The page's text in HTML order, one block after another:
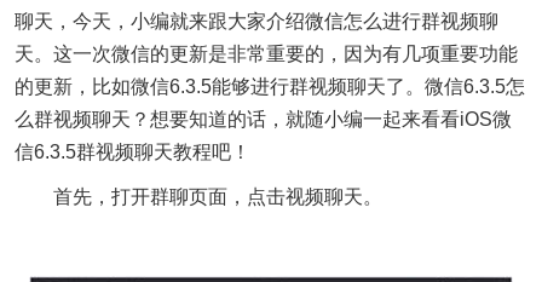
聊天，今天，小编就来跟大家介绍微信怎么进行群视频聊
天。这一次微信的更新是非常重要的，因为有几项重要功能
的更新，比如微信6.3.5能够进行群视频聊天了。微信6.3.5怎
么群视频聊天？想要知道的话，就随小编一起来看看iOS微
信6.3.5群视频聊天教程吧！
首先，打开群聊页面，点击视频聊天。